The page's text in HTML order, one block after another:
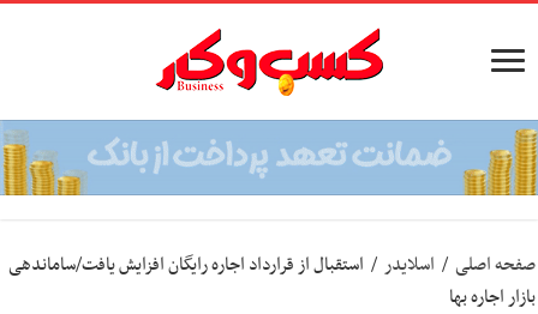
صفحه اصلی / اسلایدر / استقبال از قرارداد اجاره رایگان افزایش یافت/ساماندهی
بازار اجاره بها